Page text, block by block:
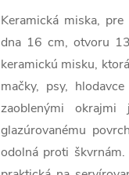
Keramická miska,
dna 16 cm, otvoru
keramickú misku,
mačky, psy,
zaoblenými
glazúrovanému
odolná proti